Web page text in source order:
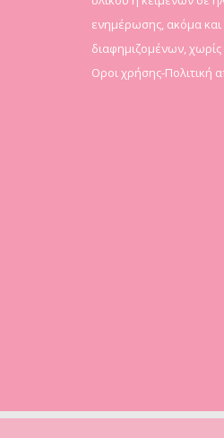
ενημέρωσης, ακόμα
διαφημιζομένων,
Οροι χρήσης-Πολιτική